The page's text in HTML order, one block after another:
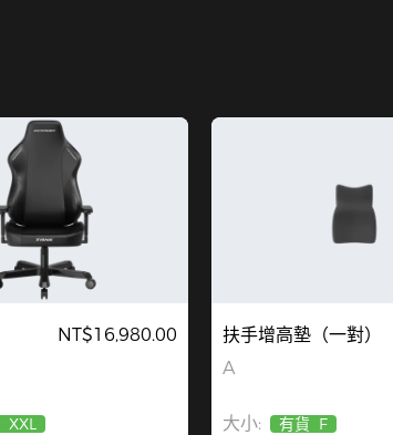
NT$16,980.00
XXL
扶手增高墊（一對）
A
大小: 有貨 F